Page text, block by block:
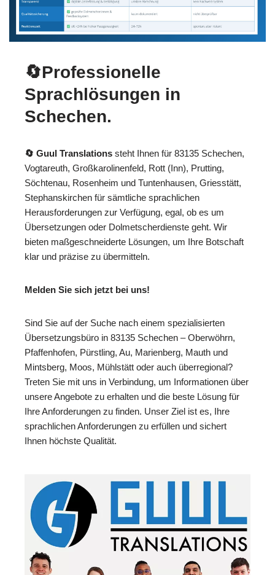
🔄Professionelle
Sprachlösungen in
Schechen.
🔄 Guul Translations steht Ihnen für 83135 Schechen,
Vogtareuth, Großkarolinenfeld, Rott (Inn), Prutting,
Söchtenau, Rosenheim und Tuntenhausen, Griesstätt,
Stephanskirchen für sämtliche sprachlichen
Herausforderungen zur Verfügung, egal, ob es um
Übersetzungen oder Dolmetscherdienste geht. Wir
bieten maßgeschneiderte Lösungen, um Ihre Botschaft
klar und präzise zu übermitteln.
Melden Sie sich jetzt bei uns!
Sind Sie auf der Suche nach einem spezialisierten
Übersetzungsbüro in 83135 Schechen – Oberwöhrn,
Pfaffenhofen, Pürstling, Au, Marienberg, Mauth und
Mintsberg, Moos, Mühlstätt oder auch überregional?
Treten Sie mit uns in Verbindung, um Informationen über
unsere Angebote zu erhalten und die beste Lösung für
Ihre Anforderungen zu finden. Unser Ziel ist es, Ihre
sprachlichen Anforderungen zu erfüllen und sichert
Ihnen höchste Qualität.